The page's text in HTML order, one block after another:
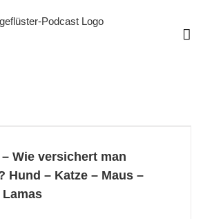
Wie versichert man
Hund – Katze – Maus –